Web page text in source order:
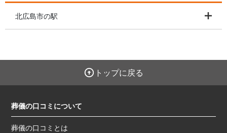
北広島市の駅
トップに戻る
葬儀の口コミについて
葬儀の口コミとは